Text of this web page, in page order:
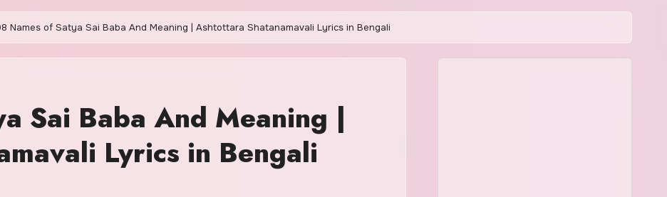
Names of Satya Sai Baba And Meaning | Ashtottara Shatanamavali Lyrics in Bengali
Sai Baba And Meaning |
Lyrics in Bengali